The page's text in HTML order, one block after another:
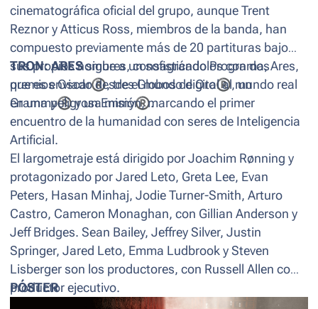
cinematográfica oficial del grupo, aunque Trent
Reznor y Atticus Ross, miembros de la banda, han
compuesto previamente más de 20 partituras bajo
sus propios nombres, consagrándolos con dos
premios Oscar®, tres Globos de Oro®, un
Grammy®y un Emmy®.
TRON: ARESsigue a un sofisticado Programa, Ares,
que es enviado desde el mundo digital al mundo real
en una peligrosa misión, marcando el primer
encuentro de la humanidad con seres de Inteligencia
Artificial.
El largometraje está dirigido por Joachim Rønning y
protagonizado por Jared Leto, Greta Lee, Evan
Peters, Hasan Minhaj, Jodie Turner-Smith, Arturo
Castro, Cameron Monaghan, con Gillian Anderson y
Jeff Bridges. Sean Bailey, Jeffrey Silver, Justin
Springer, Jared Leto, Emma Ludbrook y Steven
Lisberger son los productores, con Russell Allen como
productor ejecutivo.
PÓSTER